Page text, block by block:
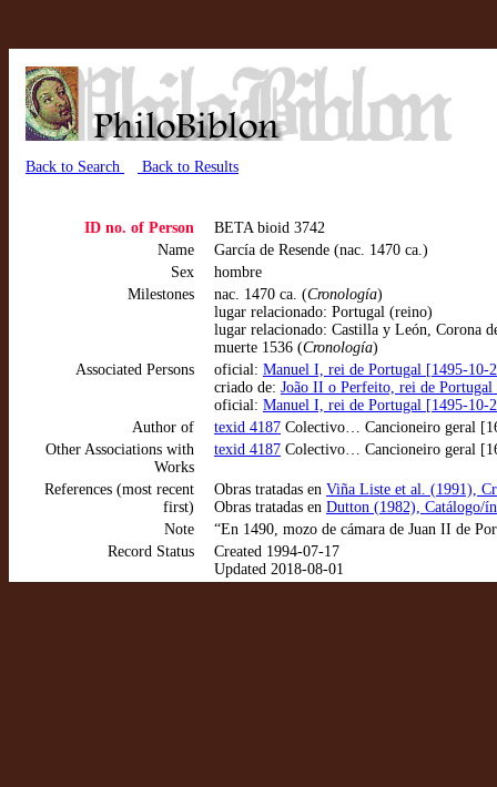
Back to Search Back to Results
ID no. of Person
BETA bioid 3742
Name
García de Resende (nac. 1470 ca.)
Sex
hombre
Milestones
nac. 1470 ca. (Cronología)
lugar relacionado: Portugal (reino)
lugar relacionado: Castilla y León, Corona
muerte 1536 (Cronología)
Associated Persons
oficial: Manuel I, rei de Portugal [1495-
criado de: João II o Perfeito, rei de
oficial: Manuel I, rei de Portugal [1495-
Author of
texid 4187 Colectivo… Cancioneiro geral
Other Associations with
Works
texid 4187 Colectivo… Cancioneiro geral
References (most recent
first)
Obras tratadas en Viña Liste et al. (1991),
Obras tratadas en Dutton (1982), Catálogo/
Note
“En 1490, mozo de cámara de Juan II de
Record Status
Created 1994-07-17
Updated 2018-08-01